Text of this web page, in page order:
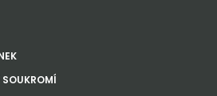
SOUKROMÍ